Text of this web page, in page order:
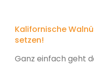
Kalifornische
setzen!
Ganz einfach geht